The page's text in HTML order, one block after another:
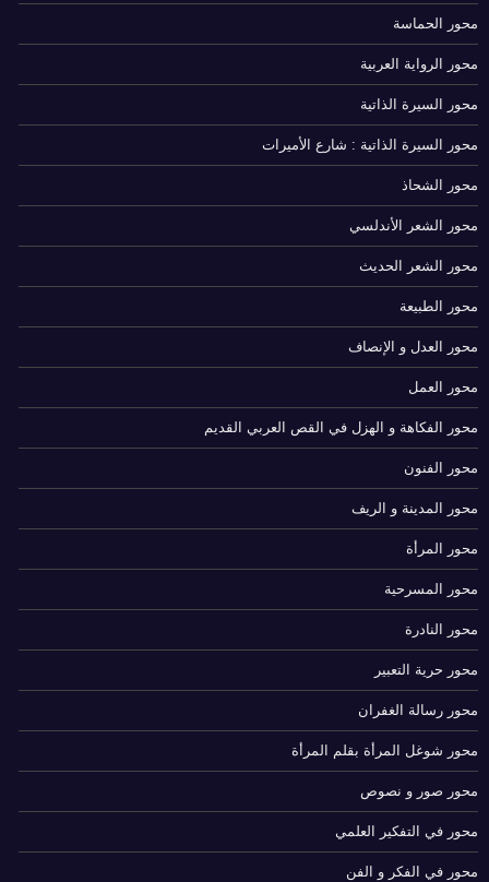
محور الحماسة
محور الرواية العربية
محور السيرة الذاتية
محور السيرة الذاتية : شارع الأميرات
محور الشحاذ
محور الشعر الأندلسي
محور الشعر الحديث
محور الطبيعة
محور العدل و الإنصاف
محور العمل
محور الفكاهة و الهزل في القص العربي القديم
محور الفنون
محور المدينة و الريف
محور المرأة
محور المسرحية
محور النادرة
محور حرية التعبير
محور رسالة الغفران
محور شوغل المرأة بقلم المرأة
محور صور و نصوص
محور في التفكير العلمي
محور في الفكر و الفن